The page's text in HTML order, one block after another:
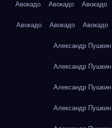
Авокадо Авокадо Авокадо
Авокадо Авокадо Авокадо
Александр
Александр
Александр
Александр